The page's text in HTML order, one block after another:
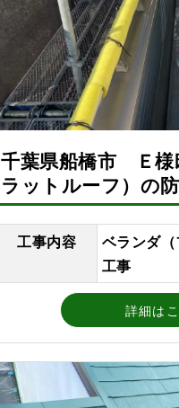
千葉県船橋市 Ｅ
ラットルーフ）の
工事内容
ベランダ
工事
詳細は